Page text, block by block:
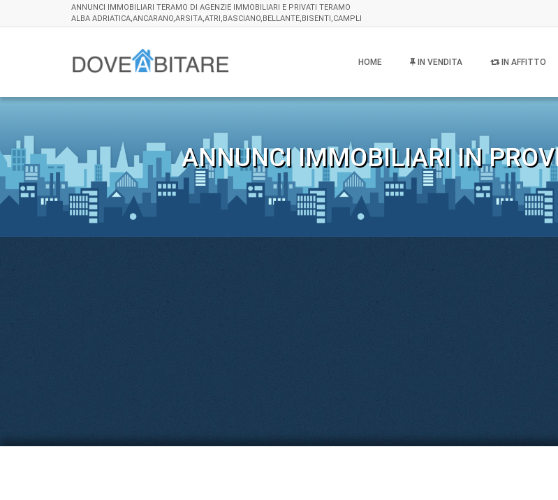
ANNUNCI IMMOBILIARI TERAMO DI AGENZIE IMMOBILIARI E PRIVATI TERAMO
ALBA ADRIATICA,ANCARANO,ARSITA,ATRI,BASCIANO,BELLANTE,BISENTI,CAMPLI
HOME IN VENDITA IN AFFITTO
ANNUNCI IMMOBILIARI IN